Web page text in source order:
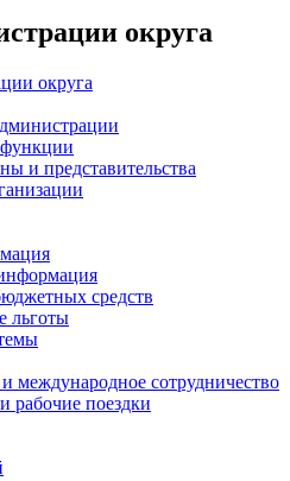
округа
округа
и представительства
средств
льготы
международное сотрудничество
рабочие поездки